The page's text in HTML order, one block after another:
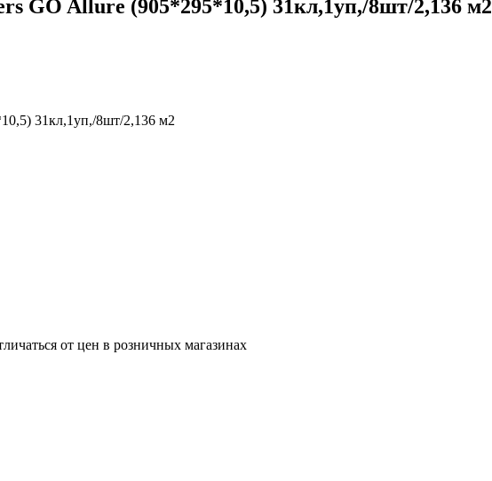
GO Allure (905*295*10,5) 31кл,1уп,/8шт/2,136 м2
31кл,1уп,/8шт/2,136 м2
от цен в розничных магазинах